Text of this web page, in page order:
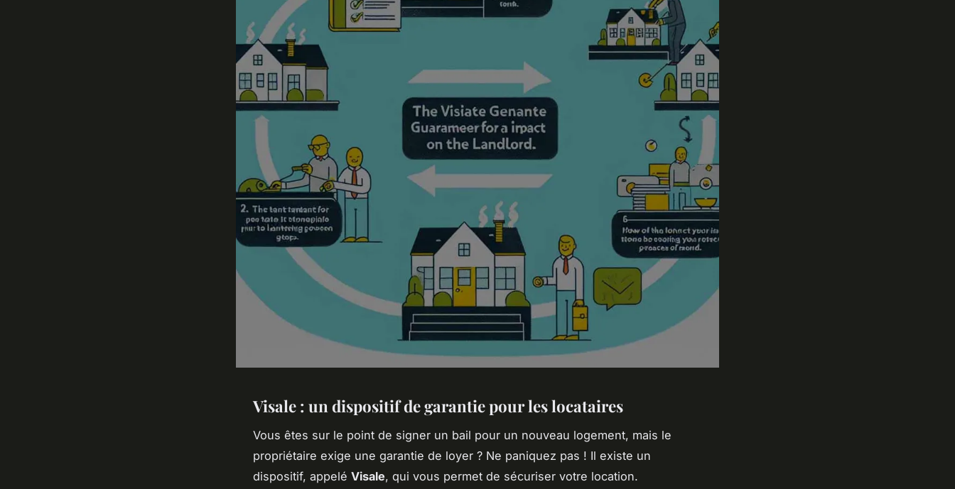
Visale : un dispositif de garantie pour les locataires
Vous êtes sur le point de signer un bail pour un nouveau logement, mais le
propriétaire exige une garantie de loyer ? Ne paniquez pas ! Il existe un
dispositif, appelé Visale, qui vous permet de sécuriser votre location.